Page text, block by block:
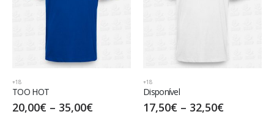
+18
TOO HOT
20,00€ – 35,00€
+18
Disponível
17,50€ – 32,50€